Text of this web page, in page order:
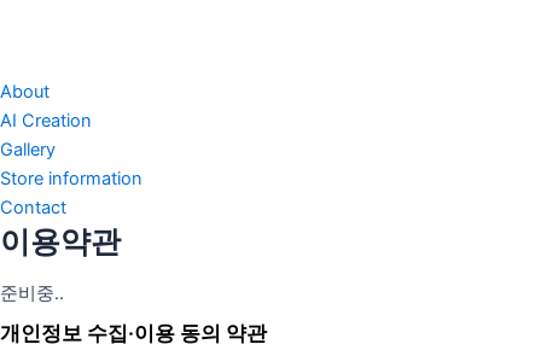
About
AI Creation
Gallery
Store information
Contact
이용약관
준비중..
개인정보 수집·이용 동의 약관